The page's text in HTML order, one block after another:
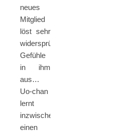
neues
Mitglied
löst sehr
widersprüchliche
Gefühle
in ihm
aus…
Uo-chan
lernt
inzwischen
einen